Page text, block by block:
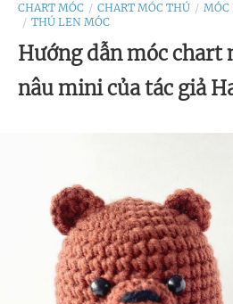
CHART MÓC CHART MÓC THÚ MÓC
THÚ LEN MÓC
Hướng dẫn móc chart
nâu mini của tác giả